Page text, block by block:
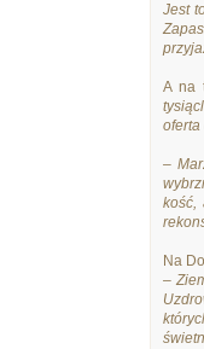
Jest
A na
–
kość,
Na
–